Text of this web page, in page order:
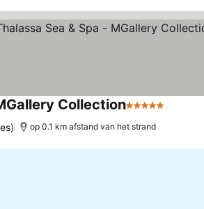
Collection5 Sterren
op 0.1 km afstand van het strand